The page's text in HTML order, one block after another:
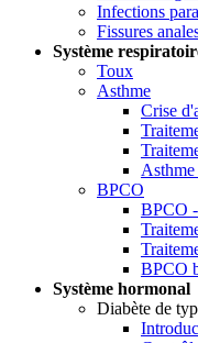
Infections
Fissures
Système
Toux
Asthme
Crise
BPCO
BPCO
BPCO
Système hormonal
Diabète de